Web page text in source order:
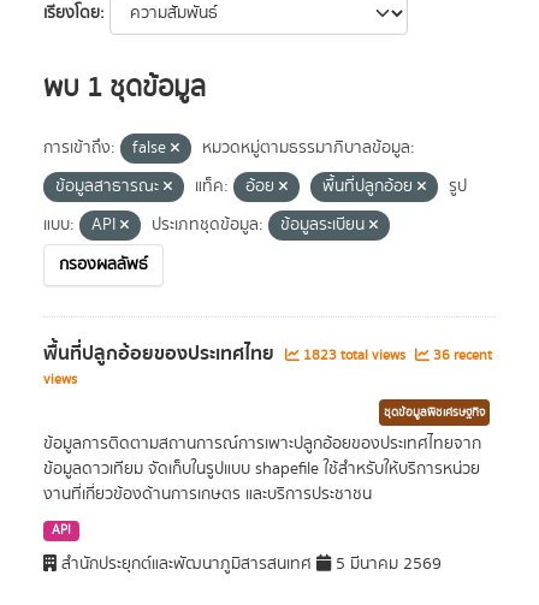
เรียงโดย
พบ 1 ชุดข้อมูล
การเข้าถึง: false
หมวดหมู่ตามธรรมาภิบาลข้อมูล:
ข้อมูลสาธารณะ
แท็ค: อ้อย พื้นที่ปลูกอ้อย
รูป
แบบ:
API ประเภทชุดข้อมูล:
ข้อมูลระเบียน
กรองผลลัพธ์
พื้นที่ปลูกอ้อยของประเทศไทย 1823 total views
36 recent
views
ชุดข้อมูลพืชเศรษฐกิจ
ข้อมูลการติดตามสถานการณ์การเพาะปลูกอ้อยของประเทศไทยจาก
ข้อมูลดาวเทียม จัดเก็บในรูปแบบ shapefile ใช้สำหรับให้บริการหน่วย
งานที่เกี่ยวข้องด้านการเกษตร และบริการประชาชน
API
สำนักประยุกต์และพัฒนาภูมิสารสนเทศ 5 มีนาคม 2569